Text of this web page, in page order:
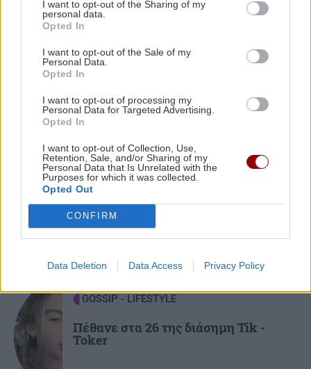
I want to opt-out of the Sharing of my
personal data.
Opted In
I want to opt-out of the Sale of my
Personal Data.
Opted In
I want to opt-out of processing my
Personal Data for Targeted Advertising.
Opted In
I want to opt-out of Collection, Use,
Retention, Sale, and/or Sharing of my
Personal Data that Is Unrelated with the
Purposes for which it was collected.
Opted Out
CONFIRM
Data Deletion Data Access Privacy Policy
για τον εξοπλισμό αεροναυτιλίας (βίντεο)
10:29
ΚΡΗΤΗ
Κρήτη: Αναχωρούν εκατοντάδες μετανάστες
και την ίδια στιγμή καταφτάνουν άλλοι...
ΚΡΗΤΗ
Υγειονομική θωράκιση για την Κασταμονίτσα
με δωρεά απινιδωτή και σεμινάριο πρώτων
βοηθειών!
ΚΟΣΜΟΣ
από τους Χούθι με 58 νεκρούς
στρατιωτικούς
ΚΡΗΤΗ
Όταν η παράδοση "ζυμώνεται" στο
χέρι: Η Κασταμονίτσα προσκαλεί στη
"Γιορτή Εφτάζυμου 2026"
GOSSIP - LIFESTYLE
Πέθανε στα 26 της διάσημη Tik -
Toker